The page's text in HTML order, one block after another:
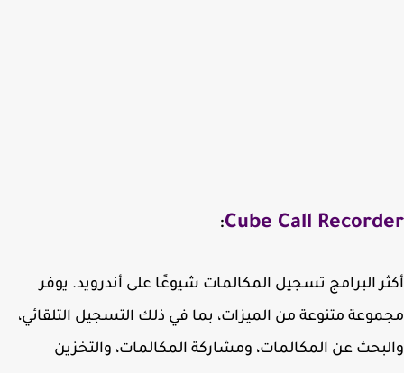
Cube Call
:
البرامج تسجيل المكالمات شيوعًا على أندرويد. يوفر
متنوعة من الميزات، بما في ذلك التسجيل التلقائي،
عن المكالمات، ومشاركة المكالمات، والتخزين